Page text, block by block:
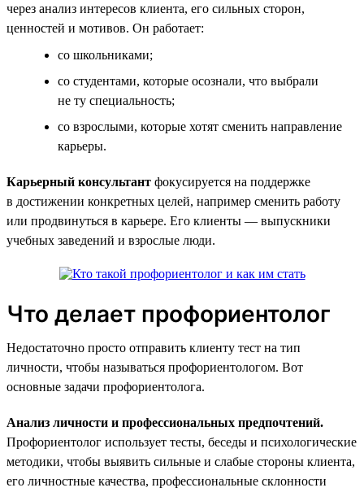
через анализ интересов клиента, его сильных сторон,
ценностей и мотивов. Он работает:
со школьниками;
со студентами, которые осознали, что выбрали
не ту специальность;
со взрослыми, которые хотят сменить направление
карьеры.
Карьерный консультант фокусируется на поддержке
в достижении конкретных целей, например сменить работу
или продвинуться в карьере. Его клиенты — выпускники
учебных заведений и взрослые люди.
Что делает профориентолог
Недостаточно просто отправить клиенту тест на тип
личности, чтобы называться профориентологом. Вот
основные задачи профориентолога.
Анализ личности и профессиональных предпочтений.
Профориентолог использует тесты, беседы и психологические
методики, чтобы выявить сильные и слабые стороны клиента,
его личностные качества, профессиональные склонности